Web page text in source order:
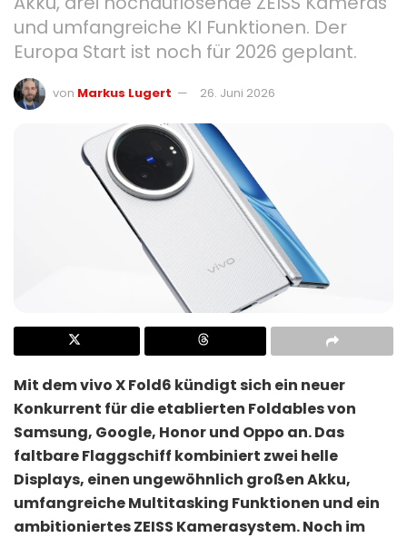
und umfangreiche KI Funktionen. Der
Europa Start ist noch für 2026 geplant.
von Markus Lugert 26. Juni 2026
Mit dem vivo X Fold6 kündigt sich ein neuer
Konkurrent für die etablierten Foldables von
Samsung, Google, Honor und Oppo an. Das
faltbare Flaggschiff kombiniert zwei helle
Displays, einen ungewöhnlich großen Akku,
umfangreiche Multitasking Funktionen und ein
ambitioniertes ZEISS Kamerasystem. Noch im